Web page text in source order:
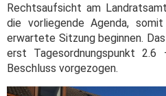
Rechtsaufsicht am
die vorliegende Agenda,
erwartete Sitzung beginnen.
erst Tagesordnungspunkt
Beschluss vorgezogen.